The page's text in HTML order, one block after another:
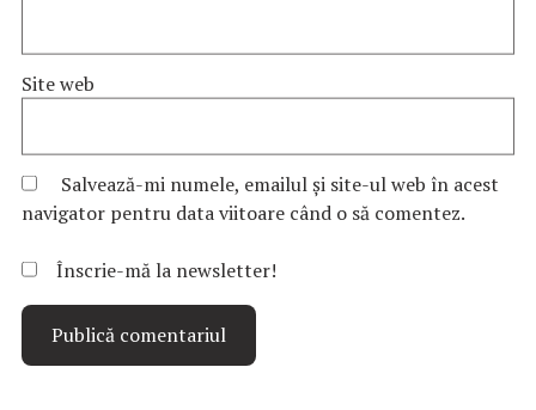
Site web
Salvează-mi numele, emailul și site-ul web în acest
navigator pentru data viitoare când o să comentez.
Înscrie-mă la newsletter!